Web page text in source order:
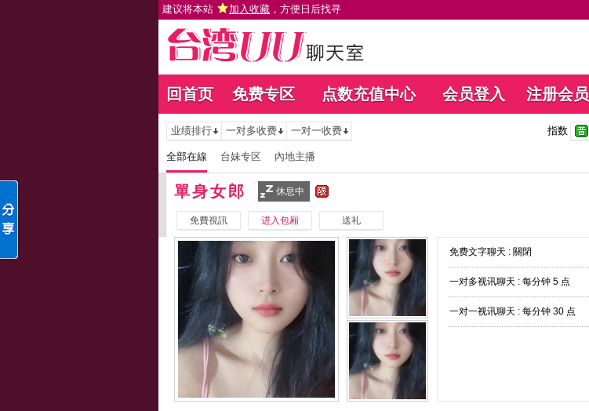
建议将本站 加入收藏 ，方便日后找寻
回首页 免费专区 点数充值中心 会员登入 注册会员
业绩排行 一对多收费 一对一收费 指数
全部在線 台妹专区 內地主播
單身女郎 休息中
免費視訊 进入包厢 送礼
免费文字聊天 : 關閉
一对多视讯聊天 : 每分钟 5 点
一对一视讯聊天 : 每分钟 30 点